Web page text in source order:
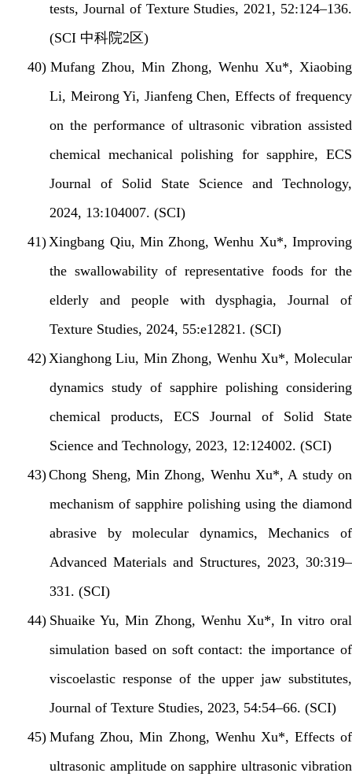
tests, Journal of Texture Studies, 2021, 52:124–136.
(SCI 中科院2 区)
40) Mufang Zhou, Min Zhong, Wenhu Xu*, Xiaobing
Li, Meirong Yi, Jianfeng Chen, Effects of frequency
on the performance of ultrasonic vibration assisted
chemical mechanical polishing for sapphire, ECS
Journal of Solid State Science and Technology,
2024, 13:104007. (SCI)
41)Xingbang Qiu, Min Zhong, Wenhu Xu*, Improving
the swallowability of representative foods for the
elderly and people with dysphagia, Journal of
Texture Studies, 2024, 55:e12821. (SCI)
42)Xianghong Liu, Min Zhong, Wenhu Xu*, Molecular
dynamics study of sapphire polishing considering
chemical products, ECS Journal of Solid State
Science and Technology, 2023, 12:124002. (SCI)
43)Chong Sheng, Min Zhong, Wenhu Xu*, A study on
mechanism of sapphire polishing using the diamond
abrasive by molecular dynamics, Mechanics of
Advanced Materials and Structures, 2023, 30:319–
331. (SCI)
44) Shuaike Yu, Min Zhong, Wenhu Xu*, In vitro oral
simulation based on soft contact: the importance of
viscoelastic response of the upper jaw substitutes,
Journal of Texture Studies, 2023, 54:54–66. (SCI)
45) Mufang Zhou, Min Zhong, Wenhu Xu*, Effects of
ultrasonic amplitude on sapphire ultrasonic vibration